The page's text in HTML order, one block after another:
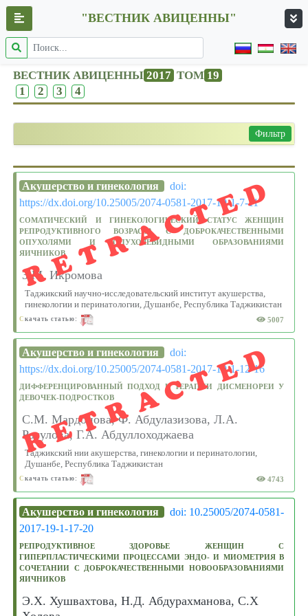
"ВЕСТНИК АВИЦЕННЫ"
ВЕСТНИК АВИЦЕННЫ 2017 ТОМ 19
1
2 3 4
Фильтр
Акушерство и гинекология
doi:
https://dx.doi.org/10.25005/2074-0581-2017-19-1-7-11
СОМАТИЧЕСКИЙ И ГИНЕКОЛОГИЧЕСКИЙ СТАТУС ЖЕНЩИН
РЕПРОДУКТИВНОГО ВОЗРАСТА С ДОБРОКАЧЕСТВЕННЫМИ
ОПУХОЛЯМИ И ОПУХОЛЕВИДНЫМИ ОБРАЗОВАНИЯМИ
ЯИЧНИКОВ
З.М. Икромова
Таджикский научно-исследовательский институт акушерства,
гинекологии и перинатологии, Душанбе, Республика Таджикистан
С качать статью: 5007
RETRACTED
Акушерство и гинекология
doi:
https://dx.doi.org/10.25005/2074-0581-2017-19-1-12-16
ДИФФЕРЕНЦИРОВАННЫЙ ПОДХОД К ТЕРАПИИ ДИСМЕНОРЕИ У
ДЕВОЧЕК-ПОДРОСТКОВ
С.М. Мардонова, Ф. Абдулазизова, Л.А.
Расулова, Г.А. Абдуллоходжаева
Таджикский нии акушерства, гинекологии и перинатологии,
Душанбе, Республика Таджикистан
С качать статью: 4743
RETRACTED
Акушерство и гинекология
doi: 10.25005/2074-0581-
2017-19-1-17-20
РЕПРОДУКТИВНОЕ ЗДОРОВЬЕ ЖЕНЩИН С
ГИПЕРПЛАСТИЧЕСКИМИ ПРОЦЕССАМИ ЭНДО- И МИОМЕТРИЯ В
СОЧЕТАНИИ С ДОБРОКАЧЕСТВЕННЫМИ НОВООБРАЗОВАНИЯМИ
ЯИЧНИКОВ
Э.Х. Хушвахтова, Н.Д. Абдурахманова, С.Х